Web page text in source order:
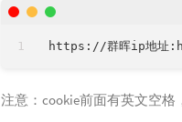
注意：cookie前面有英文空格